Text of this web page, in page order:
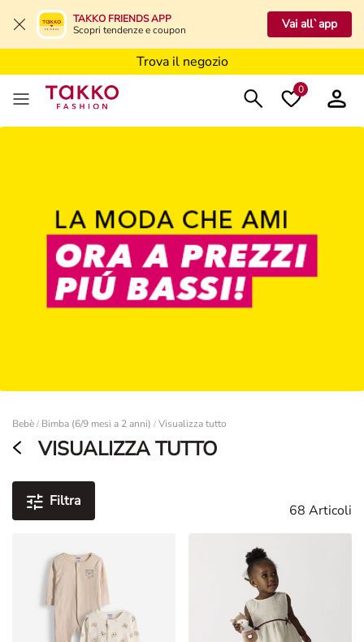
TAKKO FRIENDS APP
Scopri tendenze e coupon
Vai all`app
Trova il negozio
Trova il negozio
0
Bebè / Bimba (6/9 mesi a 2 anni) / Visualizza tutto
VISUALIZZA TUTTO
Filtra
68 Articoli